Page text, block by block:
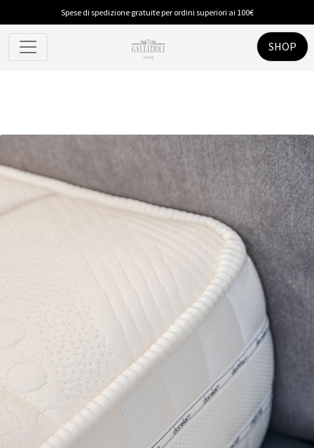
Spese di spedizione gratuite per ordini superiori ai 100€
SHOP